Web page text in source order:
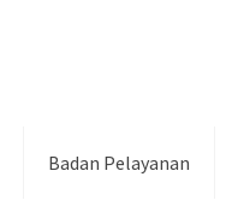
Badan Pelayanan